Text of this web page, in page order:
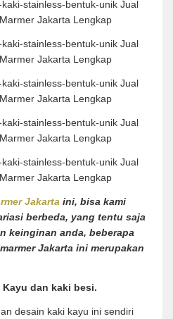
Jakarta ini, bisa kami
berbeda, yang tentu saja
keinginan anda, beberapa
Jakarta ini merupakan
Kayu dan kaki besi.
desain kaki kayu ini sendiri